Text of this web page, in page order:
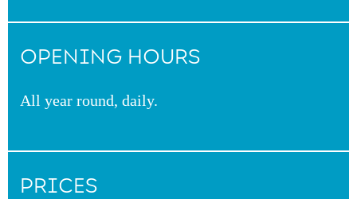
OPENING HOURS
All year round, daily.
PRICES